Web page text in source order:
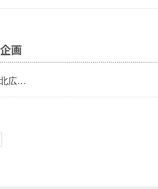
画
北広…